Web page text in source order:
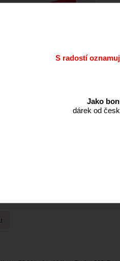
S radostí
Jako
dárek od